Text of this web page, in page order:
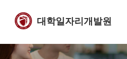
대학일자리개발원